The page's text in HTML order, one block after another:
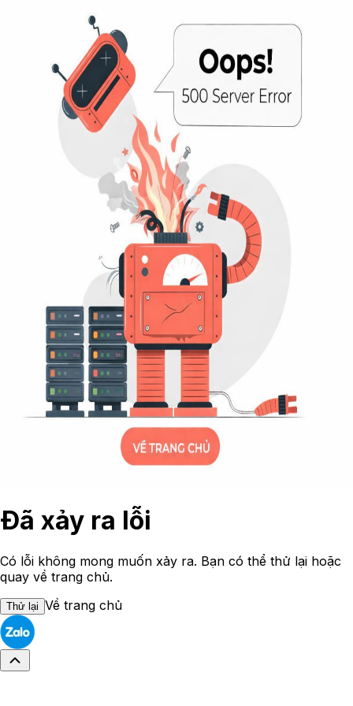
Đã xảy ra lỗi
Có lỗi không mong muốn xảy ra. Bạn có thể thử lại hoặc
quay về trang chủ.
Thử lại Về trang chủ